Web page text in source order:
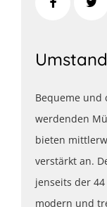
Bequeme und
werdenden
bieten
verstärkt an.
jenseits der
modern und